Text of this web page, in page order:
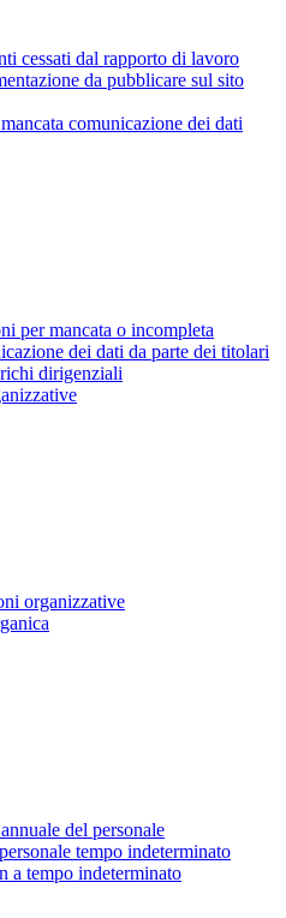
cessati dal rapporto di lavoro
da pubblicare sul sito
comunicazione dei dati
per mancata o incompleta
dei dati da parte dei titolari
dirigenziali
organizzative
del personale
tempo indeterminato
a tempo indeterminato